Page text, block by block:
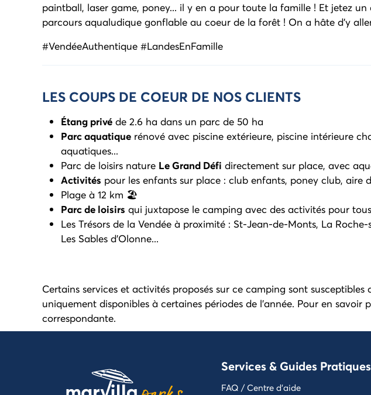
paintball, laser game, poney... il y en a pour toute la famille ! Et jetez un
parcours aqualudique gonflable au coeur de la forêt ! On a hâte d'y
#VendéeAuthentique #LandesEnFamille
LES COUPS DE COEUR DE NOS CLIENTS
Étang privé de 2.6 ha dans un parc de 50 ha
Parc aquatique rénové avec piscine extérieure, piscine intérieure
aquatiques...
Parc de loisirs nature Le Grand Défi directement sur place, avec
Activités pour les enfants sur place : club enfants, poney club, aire
Plage à 12 km 🏖️
Parc de loisirs qui juxtapose le camping avec des activités pour
Les Trésors de la Vendée à proximité : St-Jean-de-Monts, La
Les Sables d'Olonne...
Certains services et activités proposés sur ce camping sont susceptibles
uniquement disponibles à certaines périodes de l'année. Pour en savoir
correspondante.
Services & Guides Pratiques
FAQ / Centre d'aide